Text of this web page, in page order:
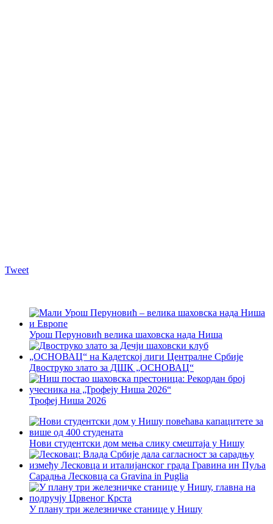
Tweet
Урош Перуновић велика шаховска нада Ниша
Двоструко злато за ДШК „ОСНОВАЦ“
Трофеј Ниша 2026
Нови студентски дом мења слику смештаја у Нишу
Сарадња Лесковца са Gravina in Puglia
У плану три железничке станице у Нишу